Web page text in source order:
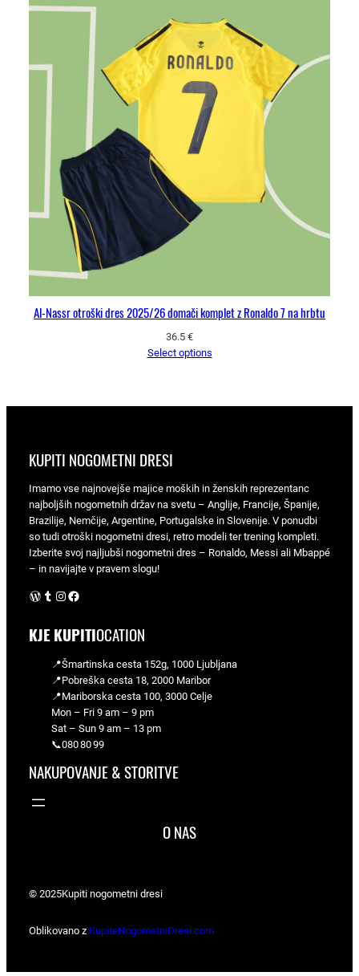
Al-Nassr otroški dres 2025/26 domači komplet z Ronaldo 7 na hrbtu
36.5 €
Select options
KUPITI NOGOMETNI DRESI
Imamo vse najnovejše majice moških in ženskih reprezentanc
najboljših nogometnih držav na svetu – Anglije, Francije, Španije,
Brazilije, Nemčije, Argentine, Portugalske in Slovenije. V ponudbi
so tudi otroški nogometni dresi, retro modeli ter trening kompleti.
Izberite svoj najljubši nogometni dres – Ronaldo, Messi ali Mbappé
– in navijajte v pravem slogu!
WordPress Instagram Facebook
KJE KUPITIOCATION
📍Šmartinska cesta 152g, 1000 Ljubljana
📍Pobreška cesta 18, 2000 Maribor
📍Mariborska cesta 100, 3000 Celje
Mon – Fri 9 am – 9 pm
Sat – Sun 9 am – 13 pm
📞080 80 99
NAKUPOVANJE & STORITVE
O NAS
© 2025Kupiti nogometni dresi
Oblikovano z KupiteNogometniDresi.com